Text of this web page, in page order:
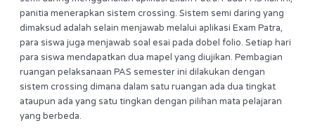
panitia menerapkan sistem crossing. Sistem semi daring yang
dimaksud adalah selain menjawab melalui aplikasi Exam Patra,
para siswa juga menjawab soal esai pada dobel folio. Setiap hari
para siswa mendapatkan dua mapel yang diujikan. Pembagian
ruangan pelaksanaan PAS semester ini dilakukan dengan
sistem crossing dimana dalam satu ruangan ada dua tingkat
ataupun ada yang satu tingkan dengan pilihan mata pelajaran
yang berbeda.